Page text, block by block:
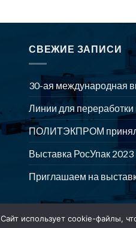
СВЕЖИЕ ЗАПИСИ
30-ая международная
Линии для переработки
ПОЛИТЭКПРОМ принял
Выставка РосУпак 2023
Приглашаем на
Сайт использует cookie-файлы,